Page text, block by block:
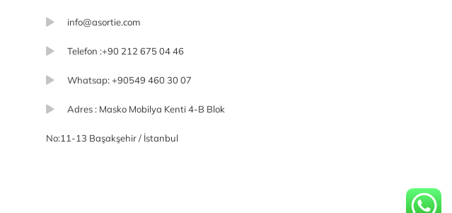
info@asortie.com
Telefon :+90 212 675 04 46
Whatsap: +90549 460 30 07
Adres : Masko Mobilya Kenti 4-B Blok
No:11-13 Başakşehir / İstanbul